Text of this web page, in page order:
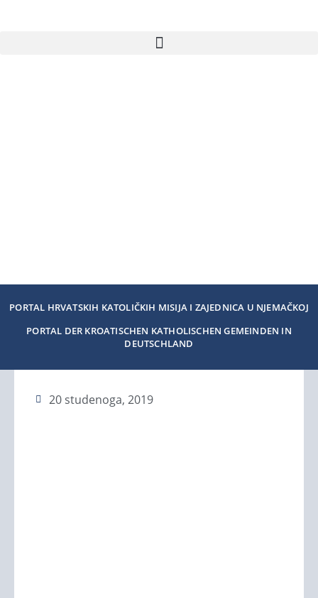
PORTAL HRVATSKIH KATOLIČKIH MISIJA I ZAJEDNICA U NJEMAČKOJ
PORTAL DER KROATISCHEN KATHOLISCHEN GEMEINDEN IN
DEUTSCHLAND
20 studenoga, 2019